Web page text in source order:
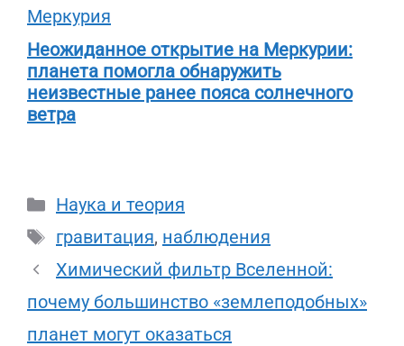
Неожиданное открытие на Меркурии:
планета помогла обнаружить
неизвестные ранее пояса солнечного
ветра
Рубрики
Наука и теория
Метки
гравитация, наблюдения
Химический фильтр Вселенной:
почему большинство «землеподобных»
планет могут оказаться